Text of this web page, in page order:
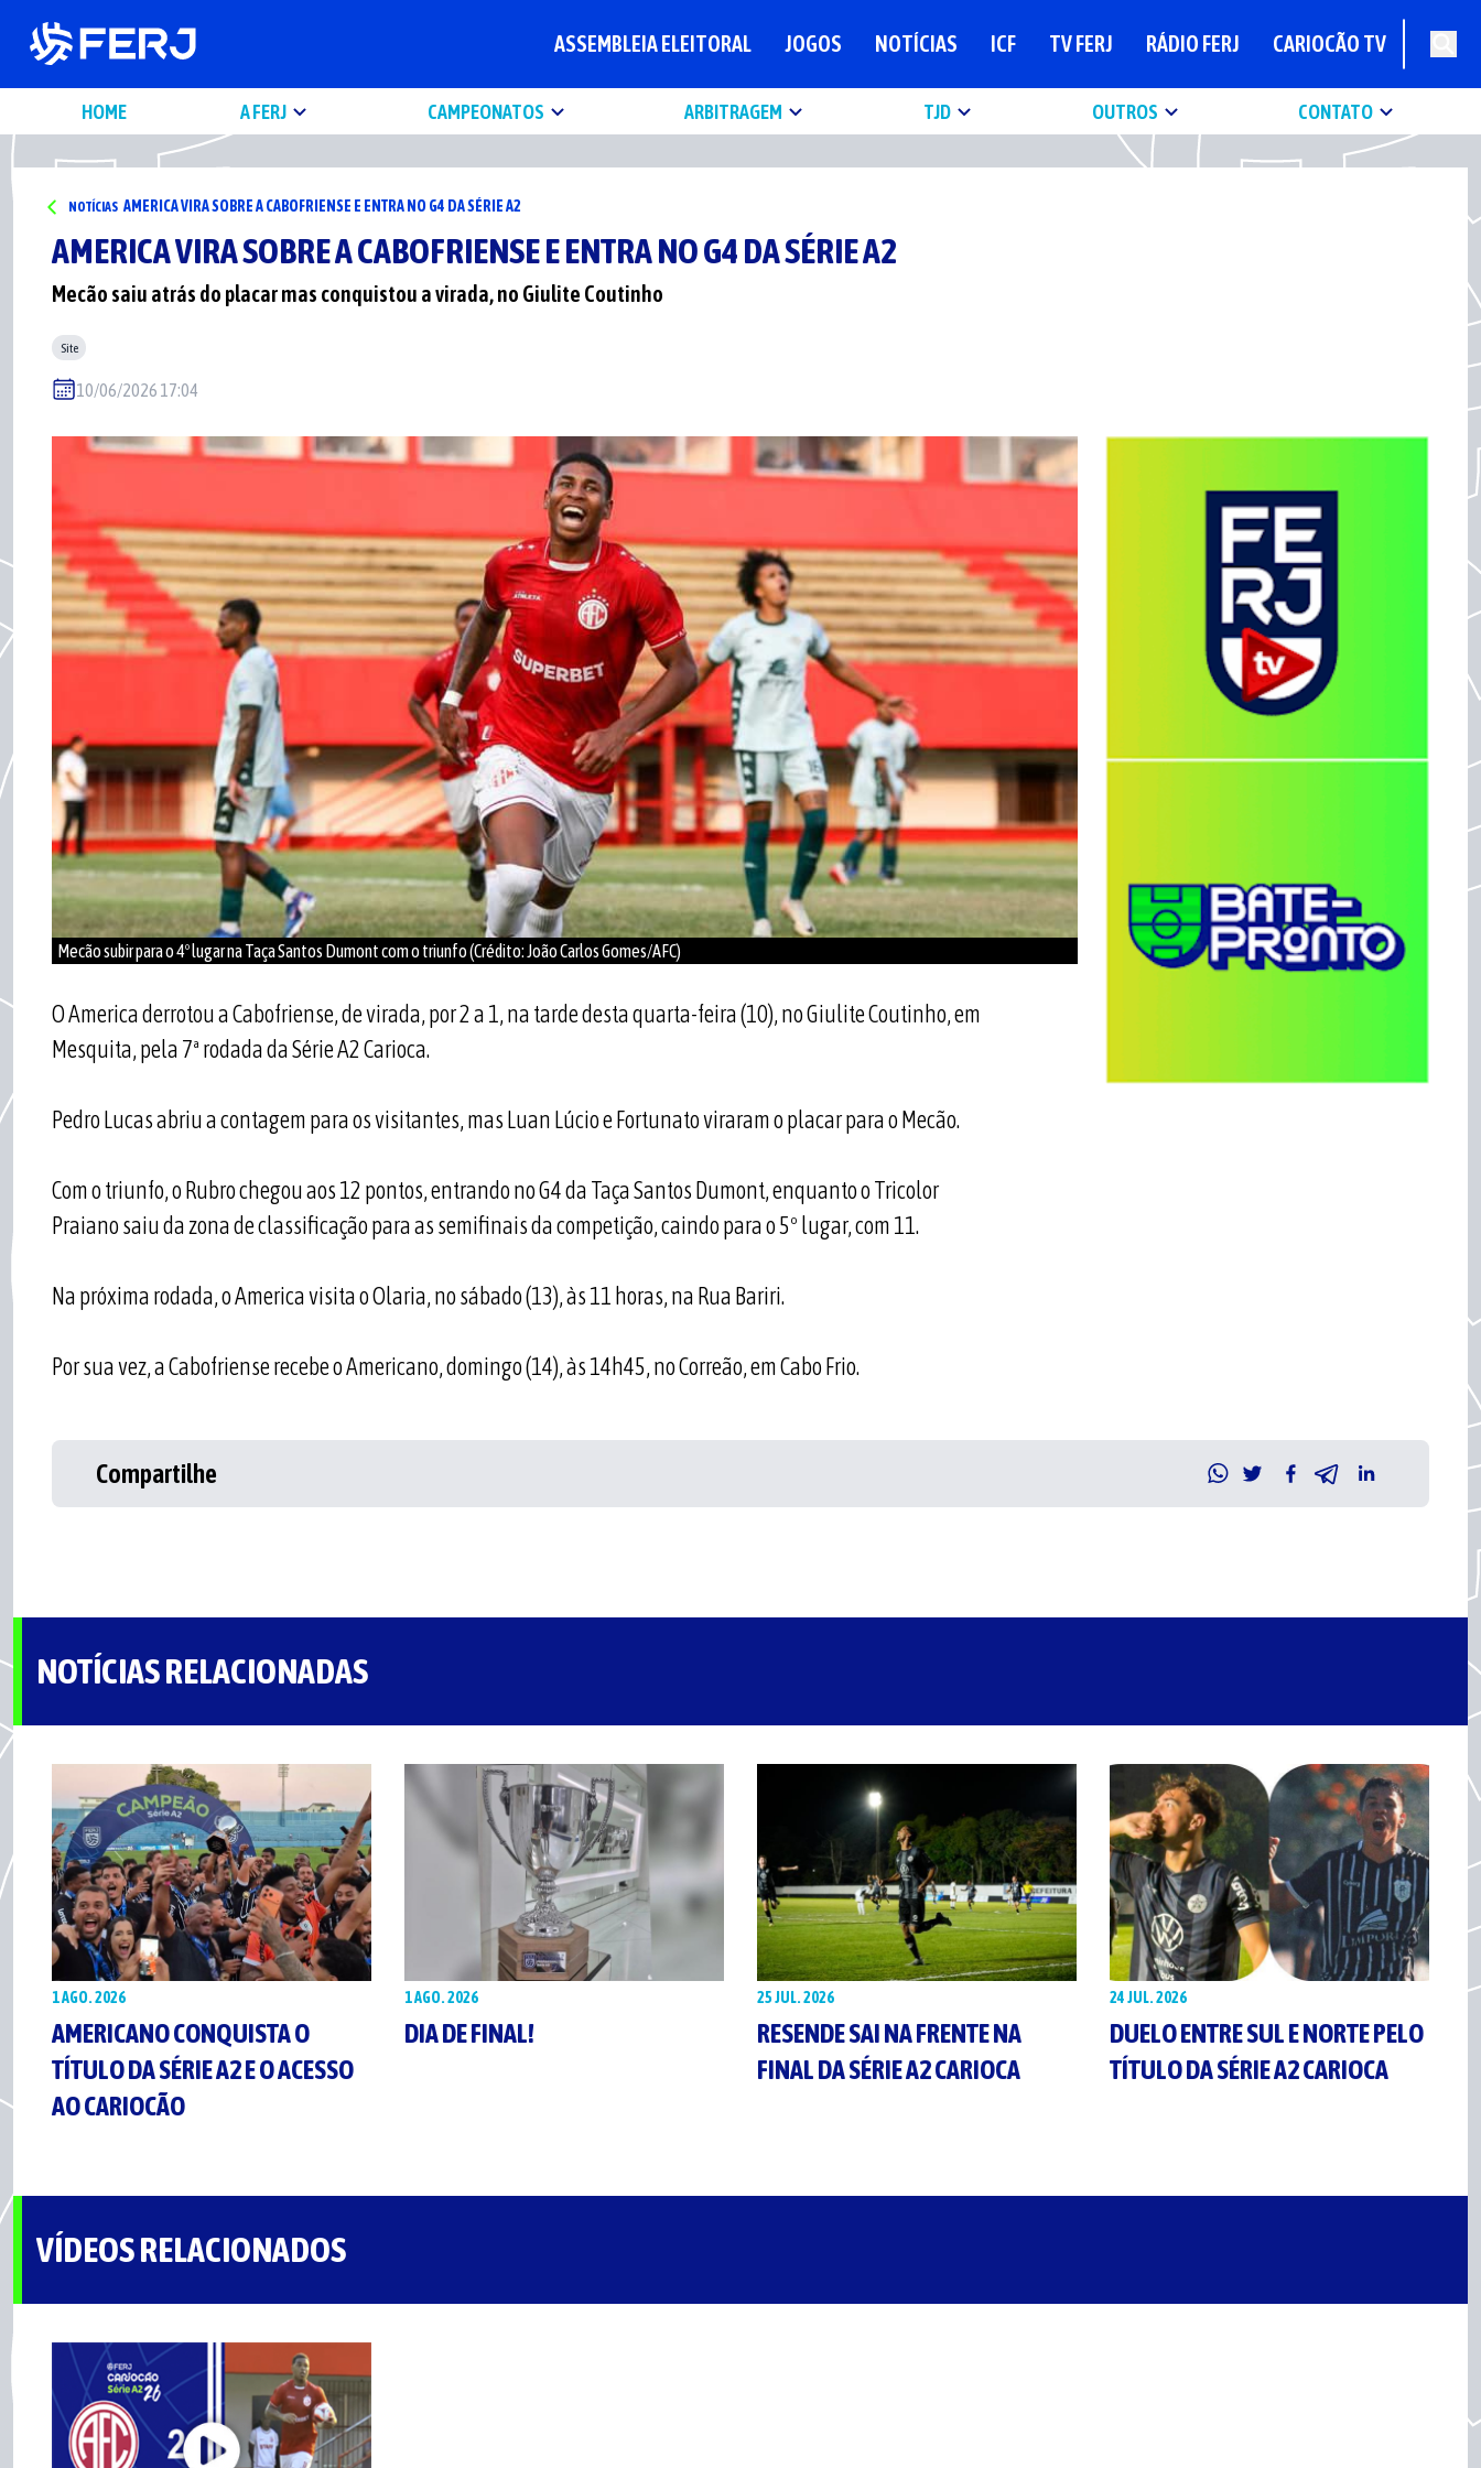
ASSEMBLEIA ELEITORAL JOGOS NOTÍCIAS ICF TV FERJ RÁDIO FERJ CARIOCÃO TV
HOME A FERJ CAMPEONATOS ARBITRAGEM TJD OUTROS CONTATO
NOTÍCIAS AMERICA VIRA SOBRE A CABOFRIENSE E ENTRA NO G4 DA SÉRIE A2
AMERICA VIRA SOBRE A CABOFRIENSE E ENTRA NO G4 DA SÉRIE A2
Mecão saiu atrás do placar mas conquistou a virada, no Giulite Coutinho
Site
10/06/2026 17:04
Mecão subir para o 4º lugar na Taça Santos Dumont com o triunfo (Crédito: João Carlos Gomes/AFC)
O America derrotou a Cabofriense, de virada, por 2 a 1, na tarde desta quarta-feira (10), no Giulite Coutinho, em
Mesquita, pela 7ª rodada da Série A2 Carioca.
Pedro Lucas abriu a contagem para os visitantes, mas Luan Lúcio e Fortunato viraram o placar para o Mecão.
Com o triunfo, o Rubro chegou aos 12 pontos, entrando no G4 da Taça Santos Dumont, enquanto o Tricolor
Praiano saiu da zona de classificação para as semifinais da competição, caindo para o 5º lugar, com 11.
Na próxima rodada, o America visita o Olaria, no sábado (13), às 11 horas, na Rua Bariri.
Por sua vez, a Cabofriense recebe o Americano, domingo (14), às 14h45, no Correão, em Cabo Frio.
Compartilhe
NOTÍCIAS RELACIONADAS
1 AGO. 2026
AMERICANO CONQUISTA O
TÍTULO DA SÉRIE A2 E O ACESSO
AO CARIOCÃO
1 AGO. 2026
DIA DE FINAL!
25 JUL. 2026
RESENDE SAI NA FRENTE NA
FINAL DA SÉRIE A2 CARIOCA
24 JUL. 2026
DUELO ENTRE SUL E NORTE PELO
TÍTULO DA SÉRIE A2 CARIOCA
VÍDEOS RELACIONADOS